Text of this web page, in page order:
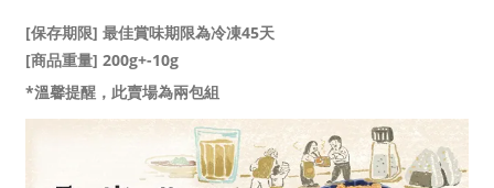
[保存期限] 最佳賞味期限為冷凍45天
[商品重量] 200g+-10g
*溫馨提醒，此賣場為兩包組